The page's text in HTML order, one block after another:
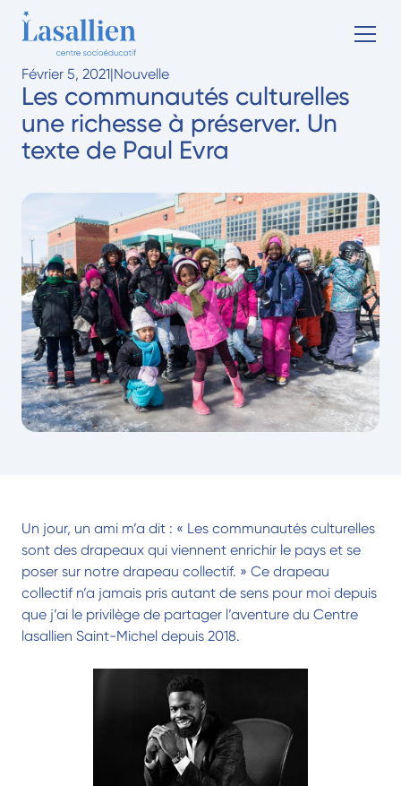
Février 5, 2021|Nouvelle
Les communautés culturelles
une richesse à préserver. Un
texte de Paul Evra
Un jour, un ami m’a dit : « Les communautés culturelles
sont des drapeaux qui viennent enrichir le pays et se
poser sur notre drapeau collectif. » Ce drapeau
collectif n’a jamais pris autant de sens pour moi depuis
que j’ai le privilège de partager l’aventure du Centre
lasallien Saint-Michel depuis 2018.